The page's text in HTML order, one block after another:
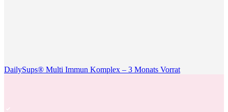
DailySups® Multi Immun Komplex – 3 Monats Vorrat